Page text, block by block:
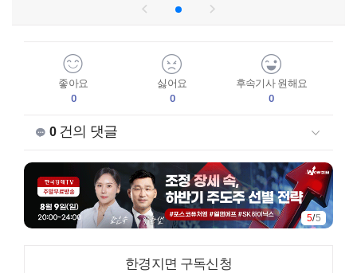
좋아요
0
싫어요
0
후속기사 원해요
0
0건의 댓글
1/5
한경지면 구독신청